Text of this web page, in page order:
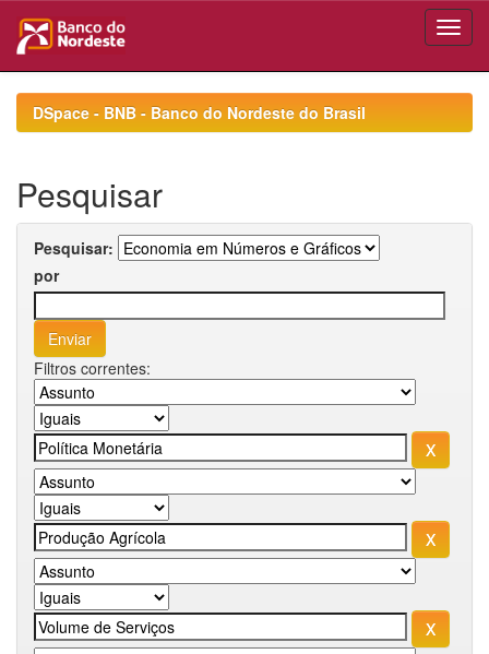
navigationDSpace - BNB - Banco do Nordeste do Brasil
Pesquisar
Pesquisar:
por
Filtros correntes: